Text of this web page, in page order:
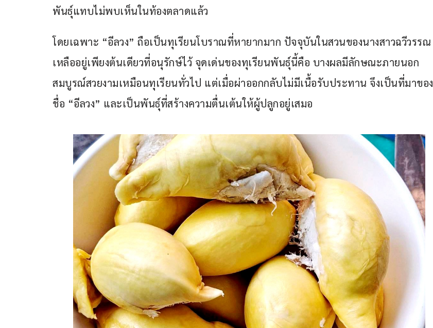
พันธุ์แทบไม่พบเห็นในท้องตลาดแล้ว
โดยเฉพาะ “อีลวง” ถือเป็นทุเรียนโบราณที่หายากมาก ปัจจุบันในสวนของนางสาวฉวีวรรณ
เหลืออยู่เพียงต้นเดียวที่อนุรักษ์ไว้ จุดเด่นของทุเรียนพันธุ์นี้คือ บางผลมีลักษณะภายนอก
สมบูรณ์สวยงามเหมือนทุเรียนทั่วไป แต่เมื่อผ่าออกกลับไม่มีเนื้อรับประทาน จึงเป็นที่มาของ
ชื่อ “อีลวง” และเป็นพันธุ์ที่สร้างความตื่นเต้นให้ผู้ปลูกอยู่เสมอ